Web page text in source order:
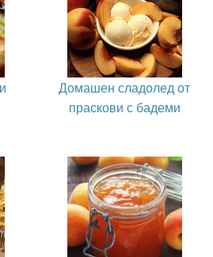
Домашен сладолед от
праскови с бадеми